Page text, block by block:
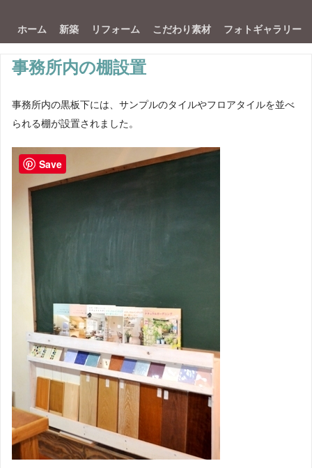
ホーム 新築 リフォーム こだわり素材 フォトギャラリー
事務所内の棚設置
事務所内の黒板下には、サンプルのタイルやフロアタイルを並べ
られる棚が設置されました。
Save